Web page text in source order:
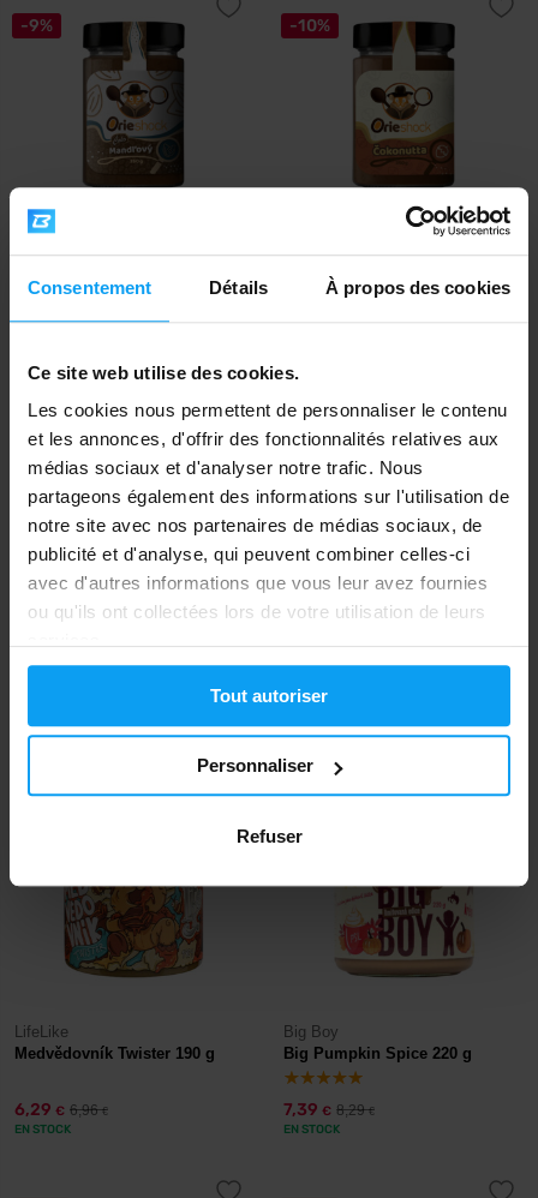
Consentement Détails À propos des cookies
Ce site web utilise des cookies.
Les cookies nous permettent de personnaliser le contenu
et les annonces, d'offrir des fonctionnalités relatives aux
médias sociaux et d'analyser notre trafic. Nous
partageons également des informations sur l'utilisation de
notre site avec nos partenaires de médias sociaux, de
publicité et d'analyse, qui peuvent combiner celles-ci
avec d'autres informations que vous leur avez fournies
ou qu'ils ont collectées lors de votre utilisation de leurs
Tout autoriser
Personnaliser
Refuser
-9%
10,49
EN STOCK- IL NE RESTE QUE QUELQUES
-10%
15,99 17,79
-6%
EN STOCK
-20%
EN STOCK
LifeLike
Medvědovník Twister 190 g
6,29 € 6,96€
EN STOCK
Big Boy
Big Pumpkin Spice 220 g
7,39 € 8,29€
EN STOCK